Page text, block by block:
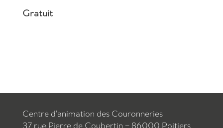
Gratuit
Centre d’animation des Couronneries
37 rue Pierre de Coubertin – 86000 Poitiers